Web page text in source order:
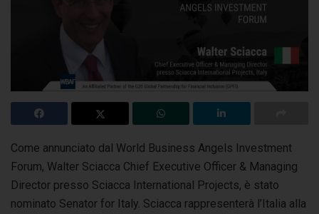
Come annunciato dal World Business Angels Investment
Forum, Walter Sciacca Chief Executive Officer & Managing
Director presso Sciacca International Projects, è stato
nominato Senator for Italy. Sciacca rappresenterà l’Italia alla